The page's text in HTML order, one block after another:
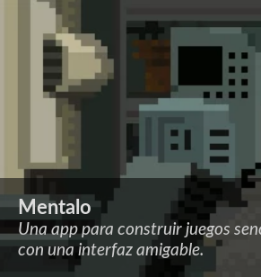
Mentalo
Una app para construir juegos
con una interfaz amigable.